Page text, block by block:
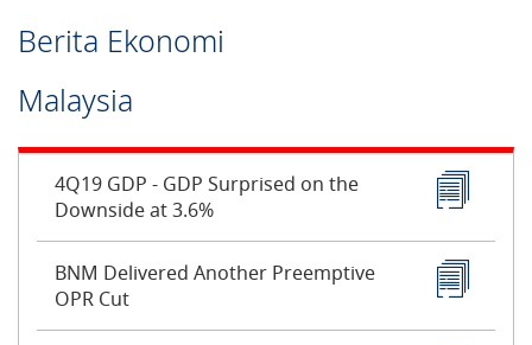
Berita Ekonomi
Malaysia
4Q19 GDP - GDP Surprised on the
Downside at 3.6%
BNM Delivered Another Preemptive
OPR Cut